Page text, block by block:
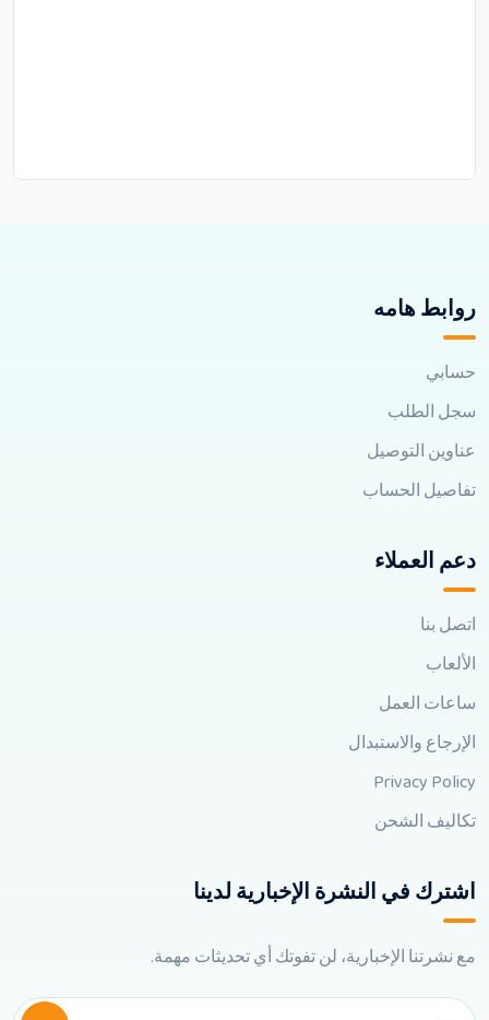
روابط هامه
حسابي
سجل الطلب
عناوين التوصيل
تفاصيل الحساب
دعم العملاء
اتصل بنا
الألعاب
ساعات العمل
الإرجاع والاستبدال
Privacy Policy
تكاليف الشحن
اشترك في النشرة الإخبارية لدينا
مع نشرتنا الإخبارية، لن تفوتك أي تحديثات مهمة.